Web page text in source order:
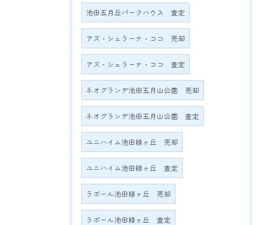
池田五月丘パークハウス 査定
アズ・シェラーナ・ココ 売却
アズ・シェラーナ・ココ 査定
ネオグランデ池田五月山公園 売却
ネオグランデ池田五月山公園 査定
ユニハイム池田緑ヶ丘 売却
ユニハイム池田緑ヶ丘 査定
ラポール池田緑ヶ丘 売却
ラポール池田緑ヶ丘 査定